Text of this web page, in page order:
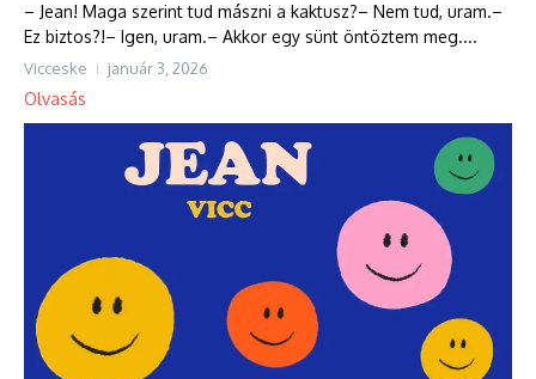
– Jean! Maga szerint tud mászni a kaktusz?– Nem tud, uram.–
Ez biztos?!– Igen, uram.– Akkor egy sünt öntöztem meg....
Vicceske január 3, 2026
Olvasás